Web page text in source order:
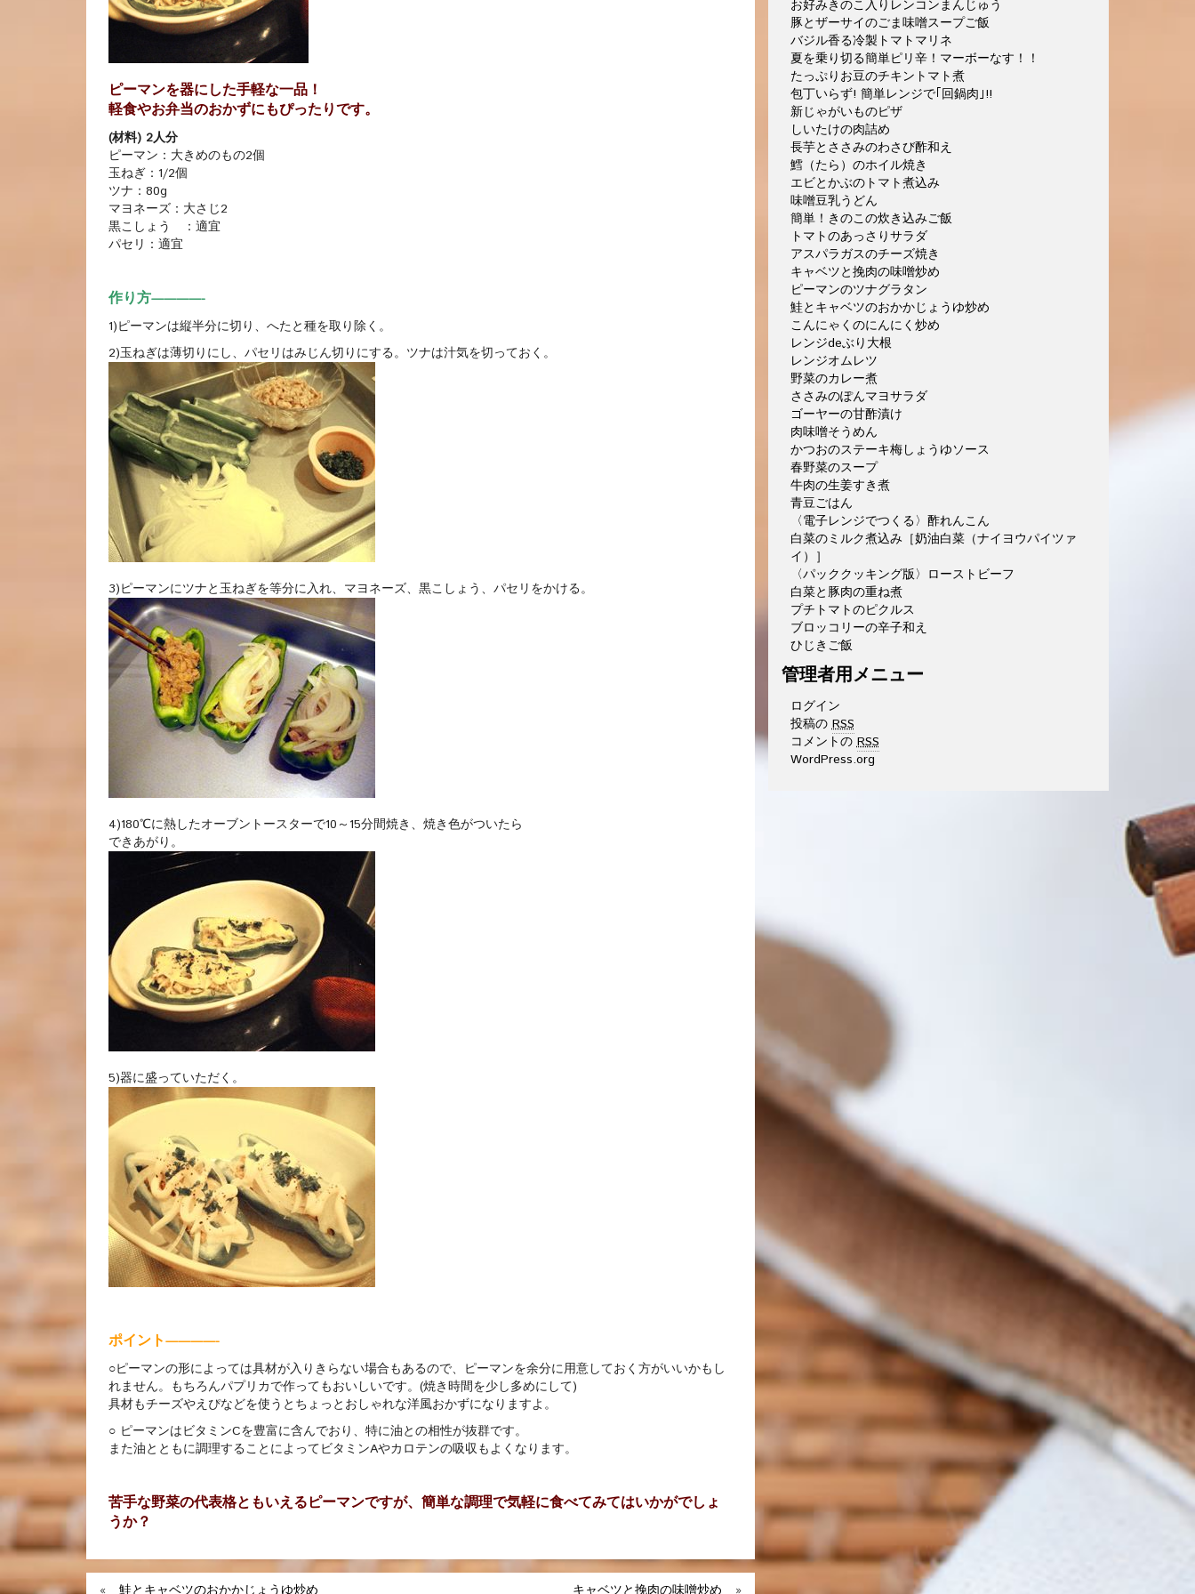
ピーマンを器にした手軽な一品！
軽食やお弁当のおかずにもぴったりです。
(材料) 2人分
ピーマン：大きめのもの2個
玉ねぎ：1/2個
ツナ：80g
マヨネーズ：大さじ2
黒こしょう ：適宜
パセリ：適宜
作り方————-
1)ピーマンは縦半分に切り、へたと種を取り除く。
2)玉ねぎは薄切りにし、パセリはみじん切りにする。ツナは汁気を切っておく。
3)ピーマンにツナと玉ねぎを等分に入れ、マヨネーズ、黒こしょう、パセリをかける。
4)180℃に熱したオーブントースターで10～15分間焼き、焼き色がついたら
できあがり。
5)器に盛っていただく。
ポイント————-
○ピーマンの形によっては具材が入りきらない場合もあるので、ピーマンを余分に用意しておく方がいいかもし
れません。もちろんパプリカで作ってもおいしいです。(焼き時間を少し多めにして)
具材もチーズやえぴなどを使うとちょっとおしゃれな洋風おかずになりますよ。
○ ピーマンはビタミンCを豊富に含んでおり、特に油との相性が抜群です。
また油とともに調理することによってビタミンAやカロテンの吸収もよくなります。
苦手な野菜の代表格ともいえるピーマンですが、簡単な調理で気軽に食べてみてはいかがでしょ
うか？
« 鮭とキャベツのおかかじょうゆ炒め キャベツと挽肉の味噌炒め »
お好みきのこ入りレンコンまんじゅう
豚とザーサイのごま味噌スープご飯
バジル香る冷製トマトマリネ
夏を乗り切る簡単ピリ辛！マーボーなす！！
たっぷりお豆のチキントマト煮
包丁いらず! 簡単レンジで｢回鍋肉｣!!
新じゃがいものピザ
しいたけの肉詰め
長芋とささみのわさび酢和え
鱈（たら）のホイル焼き
エビとかぶのトマト煮込み
味噌豆乳うどん
簡単！きのこの炊き込みご飯
トマトのあっさりサラダ
アスパラガスのチーズ焼き
キャベツと挽肉の味噌炒め
ピーマンのツナグラタン
鮭とキャベツのおかかじょうゆ炒め
こんにゃくのにんにく炒め
レンジdeぶり大根
レンジオムレツ
野菜のカレー煮
ささみのぽんマヨサラダ
ゴーヤーの甘酢漬け
肉味噌そうめん
かつおのステーキ梅しょうゆソース
春野菜のスープ
牛肉の生姜すき煮
青豆ごはん
〈電子レンジでつくる〉酢れんこん
白菜のミルク煮込み［奶油白菜（ナイヨウパイツァ
イ）］
〈パッククッキング版〉ローストビーフ
白菜と豚肉の重ね煮
プチトマトのピクルス
ブロッコリーの辛子和え
ひじきご飯
管理者用メニュー
ログイン
投稿のRSS
コメントのRSS
WordPress.org